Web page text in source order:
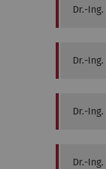
Dr.-Ing.
Dr.-Ing.
Dr.-Ing.
Dr.-Ing.